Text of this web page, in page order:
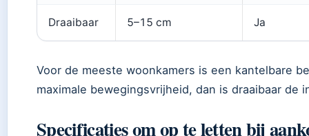
Draaibaar 5–15 cm Ja
Voor de meeste woonkamers is een kantelbare
maximale bewegingsvrijheid, dan is draaibaar de
Specificaties om op te letten bij